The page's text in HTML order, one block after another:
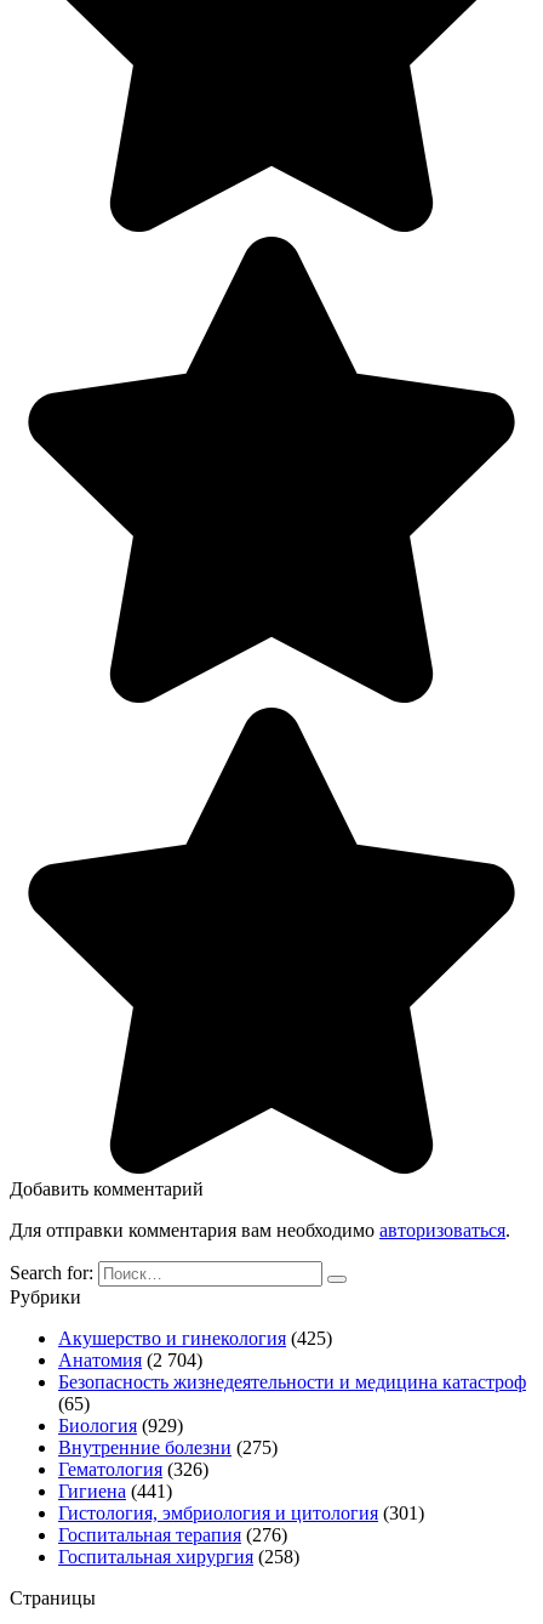
Добавить комментарий
Для отправки комментария вам необходимо авторизоваться.
Search for:
Рубрики
Акушерство и гинекология (425)
Анатомия (2 704)
Безопасность жизнедеятельности и медицина катастроф
(65)
Биология (929)
Внутренние болезни (275)
Гематология (326)
Гигиена (441)
Гистология, эмбриология и цитология (301)
Госпитальная терапия (276)
Госпитальная хирургия (258)
Страницы